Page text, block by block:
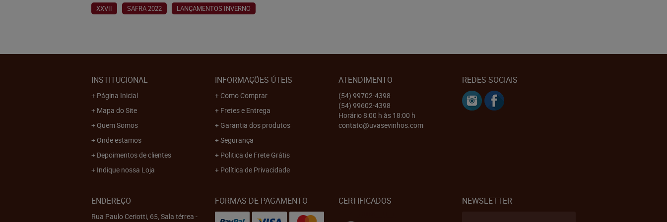
XXVII SAFRA 2022 LANÇAMENTOS INVERNO
INSTITUCIONAL
Página Inicial
Mapa do Site
Quem Somos
Onde estamos
Depoimentos de clientes
Indique nossa Loja
INFORMAÇÕES ÚTEIS
Como Comprar
Fretes e Entrega
Garantia dos produtos
Segurança
Politica de Frete Grátis
Política de Privacidade
ATENDIMENTO
(54) 99702-4398
(54) 99602-4398
Horário 8:00 h às 18:00 h
contato@uvasevinhos.com
REDES SOCIAIS
ENDEREÇO
Rua Paulo Ceriotti, 65, Sala térrea -
FORMAS DE PAGAMENTO CERTIFICADOS NEWSLETTER